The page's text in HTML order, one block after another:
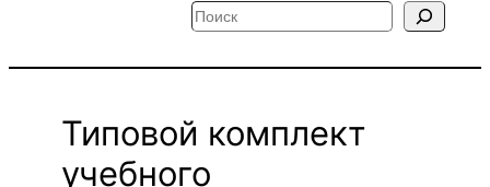
Поиск
Типовой комплект
учебного